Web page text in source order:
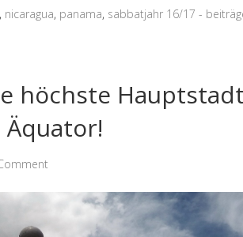
, nicaragua, panama, sabbatjahr 16/17 -
höchste Hauptstadt